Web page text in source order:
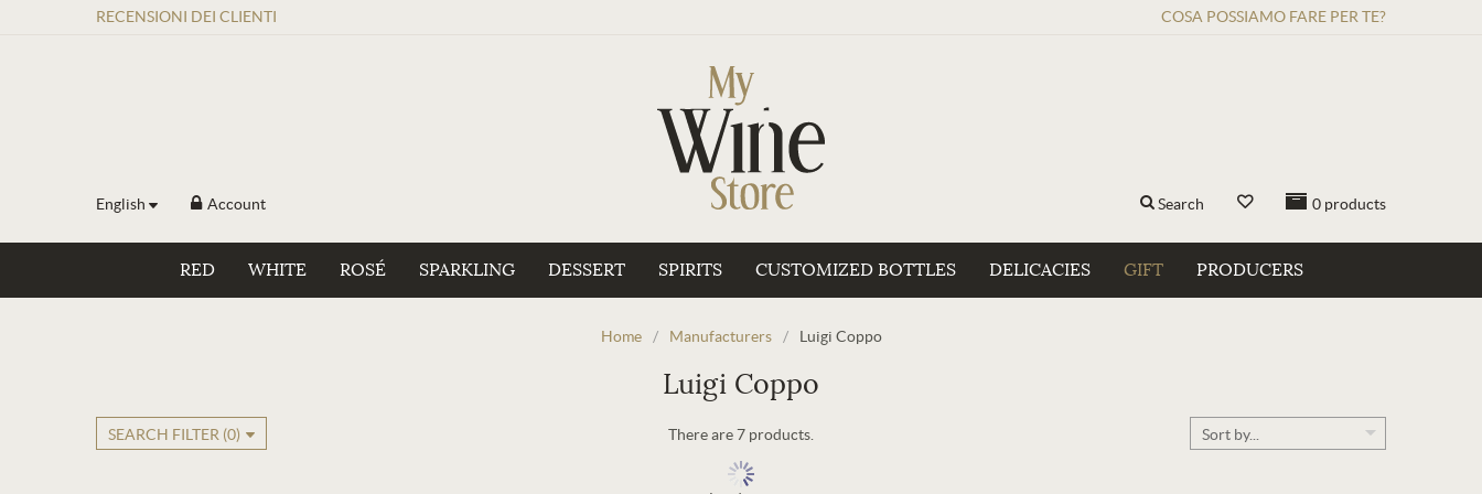
RECENSIONI DEI CLIENTI COSA POSSIAMO FARE PER TE?
English Account 0 products
Search
RED WHITE ROSÉ SPARKLING DESSERT SPIRITS CUSTOMIZED BOTTLES DELICACIES GIFT PRODUCERS
Home / Manufacturers / Luigi Coppo
Luigi Coppo
There are 7 products.
SEARCH FILTER (0) Sort by...